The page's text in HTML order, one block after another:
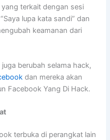
terkait dengan sesi
lupa kata sandi” dan
keamanan dari
berubah selama hack,
dan mereka akan
Facebook Yang Di Hack.
terbuka di perangkat lain